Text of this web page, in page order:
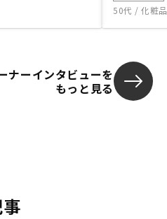
50代 / 化粧
ナーインタビューを
もっと見る